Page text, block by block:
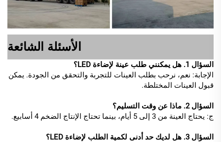
الأسئلة الشائعة
السؤال 1. هل يمكنني طلب عينة لإضاءة LED؟
الإجابة: نعم، نرحب بطلب العينات للتجربة والتحقق من الجودة. يمكن
قبول العينات المختلطة.
السؤال 2. ماذا عن وقت التسليم؟
ج: يحتاج العينة من 3 إلى 5 أيام، بينما تحتاج الإنتاج الضخم 4 أسابيع.
السؤال 3. هل لديك حد أدنى لكمية الطلب لإضاءة LED؟